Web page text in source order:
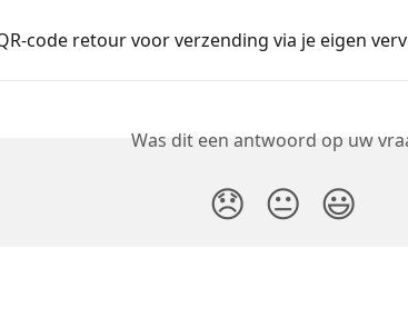
code retour voor verzending via je eigen
Was dit een antwoord op uw
😞 😐 😃